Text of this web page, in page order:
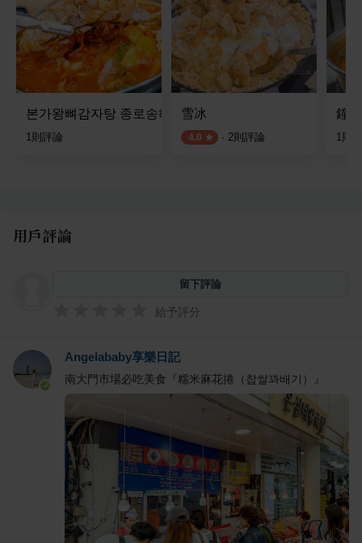
본가왕뼈감자탕 종로송해길점
1則評論
雪冰
4.0 · 2則評論
鐘
1則
用戶評論
留下評論
給予評分
Angelababy享樂日記
南大門市場必吃美食『糯米麻花捲（찹쌀꽈배기）』